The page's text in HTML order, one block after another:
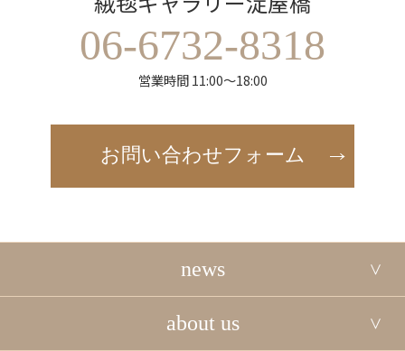
06-6732-8318
営業時間 11:00～18:00
お問い合わせフォーム
news
about us